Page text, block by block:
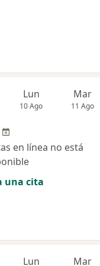
Lun
10 Ago
Mar
11 Ago
en línea no está
una cita
Lun Mar